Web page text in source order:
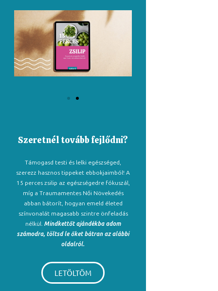
Szeretnél tovább fejlődni?
Támogasd testi és lelki egészséged,
szerezz hasznos tippeket ebbokjaimból! A
15 perces zsilip az egészségedre fókuszál,
míg a Traumamentes Női Növekedés
abban bátorít, hogyan emeld életed
színvonalát magasabb szintre önfeladás
nélkül. Mindkettőt ajándékba adom
számodra, töltsd le őket bátran az alábbi
oldalról.
LETÖLTÖM